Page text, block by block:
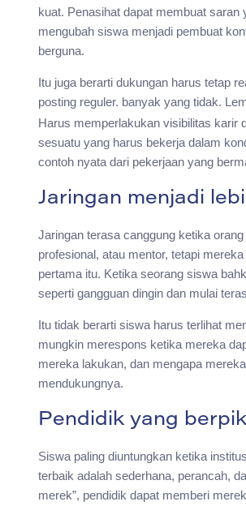
kuat. Penasihat dapat membuat saran
mengubah siswa menjadi pembuat
berguna.
Itu juga berarti dukungan harus tetap
posting reguler. banyak yang tidak.
Harus memperlakukan visibilitas karir
sesuatu yang harus bekerja dalam
contoh nyata dari pekerjaan yang
Jaringan menjadi
Jaringan terasa canggung ketika
profesional, atau mentor, tetapi
pertama itu. Ketika seorang siswa
seperti gangguan dingin dan mulai
Itu tidak berarti siswa harus terlihat
mungkin merespons ketika mereka
mereka lakukan, dan mengapa
mendukungnya.
Pendidik yang
Siswa paling diuntungkan ketika
terbaik adalah sederhana, perancah,
merek”, pendidik dapat memberi